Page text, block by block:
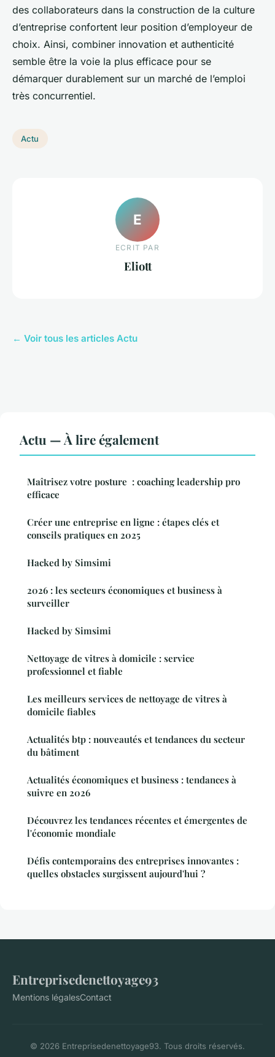
des collaborateurs dans la construction de la culture
d’entreprise confortent leur position d’employeur de
choix. Ainsi, combiner innovation et authenticité
semble être la voie la plus efficace pour se
démarquer durablement sur un marché de l’emploi
très concurrentiel.
Actu
E
ECRIT PAR
Eliott
← Voir tous les articles Actu
Actu — À lire également
Maîtrisez votre posture : coaching leadership pro
efficace
Créer une entreprise en ligne : étapes clés et
conseils pratiques en 2025
Hacked by Simsimi
2026 : les secteurs économiques et business à
surveiller
Hacked by Simsimi
Nettoyage de vitres à domicile : service
professionnel et fiable
Les meilleurs services de nettoyage de vitres à
domicile fiables
Actualités btp : nouveautés et tendances du secteur
du bâtiment
Actualités économiques et business : tendances à
suivre en 2026
Découvrez les tendances récentes et émergentes de
l'économie mondiale
Défis contemporains des entreprises innovantes :
quelles obstacles surgissent aujourd'hui ?
Entreprisedenettoyage93
Mentions légalesContact
© 2026 Entreprisedenettoyage93. Tous droits réservés.